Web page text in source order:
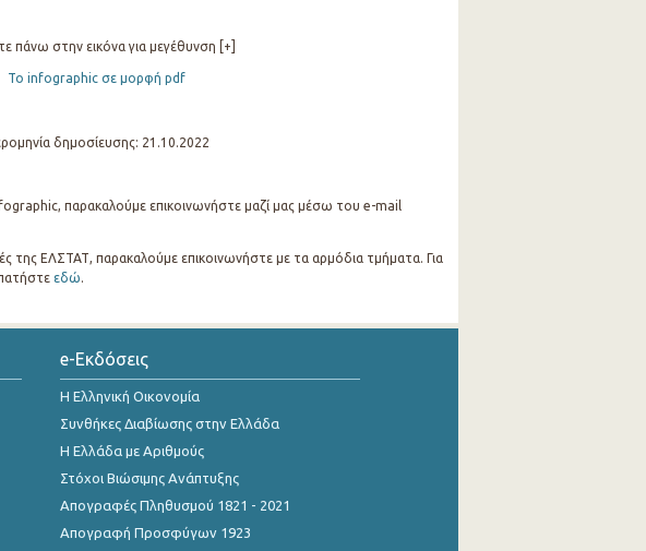
πάνω στην εικόνα για μεγέθυνση [+]
Το infographic σε μορφή pdf
δημοσίευσης: 21.10.2022
παρακαλούμε επικοινωνήστε μαζί μας μέσω του e-mail
της ΕΛΣΤΑΤ, παρακαλούμε επικοινωνήστε με τα αρμόδια τμήματα. Για
εδώ.
e-Εκδόσεις
Η Ελληνική Οικονομία
Συνθήκες Διαβίωσης στην Ελλάδα
Η Ελλάδα με Αριθμούς
Στόχοι Βιώσιμης Ανάπτυξης
Απογραφές Πληθυσμού 1821 - 2021
Απογραφή Προσφύγων 1923